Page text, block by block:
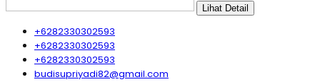
Lihat Detail
+6282330302593
+6282330302593
+6282330302593
budisupriyadi82@gmail.com